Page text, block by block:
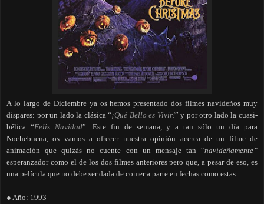
A lo largo de Diciembre ya os hemos presentado dos filmes navideños muy
dispares: por un lado la clásica “¡Qué Bello es Vivir!” y por otro lado la cuasi-
bélica “Feliz Navidad”. Este fin de semana, y a tan sólo un día para
Nochebuena, os vamos a ofrecer nuestra opinión acerca de un filme de
animación que quizás no cuente con un mensaje tan “navideñamente”
esperanzador como el de los dos filmes anteriores pero que, a pesar de eso, es
una película que no debe ser dada de comer a parte en fechas como estas.
● Año: 1993